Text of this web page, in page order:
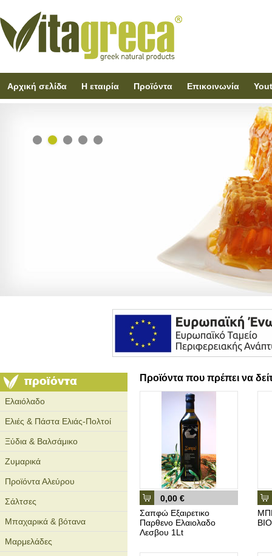
Αρχική σελίδα Η εταιρία Προϊόντα Επικοινωνία
Ελαιόλαδο
Ελιές & Πάστα Ελιάς-Πολτοί
Ξύδια & Βαλσάμικο
Ζυμαρικά
Προϊόντα Αλεύρου
Σάλτσες
Μπαχαρικά & βότανα
Μαρμελάδες
Προϊόντα που πρέπει να
0,00 €
Σαπφώ Εξαιρετικο
Παρθενο Ελαιολαδο
Λεσβου 1Lt